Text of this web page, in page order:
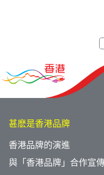
甚麽是香港品牌
香港品牌的演進
與「香港品牌」合作宣